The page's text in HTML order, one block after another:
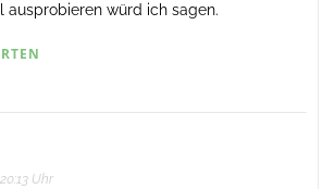
ausprobieren würd ich sagen.
Uhr